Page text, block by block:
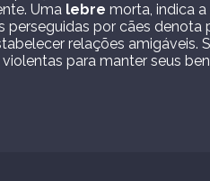
Uma lebre morta, indica
perseguidas por cães denota
relações amigáveis.
para manter seus